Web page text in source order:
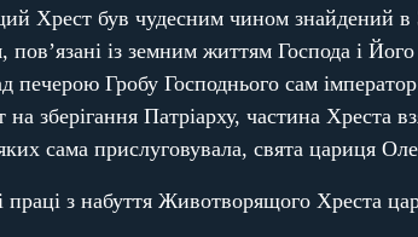
був чудесним чином знайдений в
із земним життям Господа і
печерою Гробу Господнього сам
зберігання Патріарху, частина
сама прислуговувала, свята цариця
праці з набуття Животворящого Хреста